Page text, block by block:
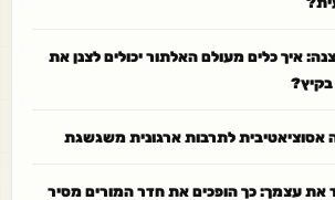
איך כלים מעולם האלתור יכולים לצנן את
בקיץ?
אסוציאטיבית לתרבות ארגונית משגשגת
את עצמך: כך הופכים את חדר המורים מסיר